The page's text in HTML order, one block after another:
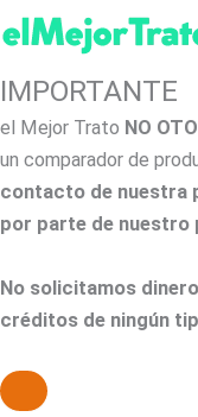
IMPORTANTE
el Mejor Trato NO
un comparador de
contacto de nuestra
por parte de nuestro
No solicitamos
créditos de ningún